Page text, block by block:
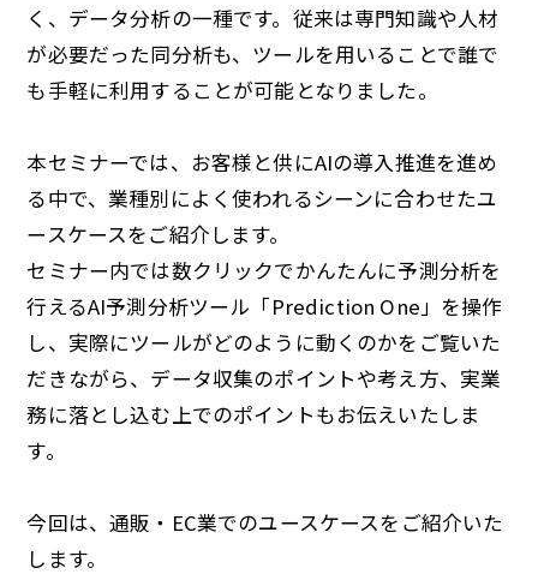
く、データ分析の一種です。従来は専門知識や人材
が必要だった同分析も、ツールを用いることで誰で
も手軽に利用することが可能となりました。
本セミナーでは、お客様と供にAIの導入推進を進め
る中で、業種別によく使われるシーンに合わせたユ
ースケースをご紹介します。
セミナー内では数クリックでかんたんに予測分析を
行えるAI予測分析ツール「Prediction One」を操作
し、実際にツールがどのように動くのかをご覧いた
だきながら、データ収集のポイントや考え方、実業
務に落とし込む上でのポイントもお伝えいたしま
す。
今回は、通販・EC業でのユースケースをご紹介いた
します。